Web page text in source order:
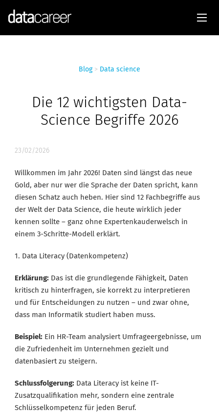
Blog> Data science
Die 12 wichtigsten Data-
Science Begriffe 2026
23/02/2026
Willkommen im Jahr 2026! Daten sind längst das neue
Gold, aber nur wer die Sprache der Daten spricht, kann
diesen Schatz auch heben. Hier sind 12 Fachbegriffe aus
der Welt der Data Science, die heute wirklich jeder
kennen sollte – ganz ohne Expertenkauderwelsch in
einem 3-Schritte-Modell erklärt.
1. Data Literacy (Datenkompetenz)
Erklärung: Das ist die grundlegende Fähigkeit, Daten
kritisch zu hinterfragen, sie korrekt zu interpretieren
und für Entscheidungen zu nutzen – und zwar ohne,
dass man Informatik studiert haben muss.
Beispiel: Ein HR-Team analysiert Umfrageergebnisse, um
die Zufriedenheit im Unternehmen gezielt und
datenbasiert zu steigern.
Schlussfolgerung: Data Literacy ist keine IT-
Zusatzqualifikation mehr, sondern eine zentrale
Schlüsselkompetenz für jeden Beruf.